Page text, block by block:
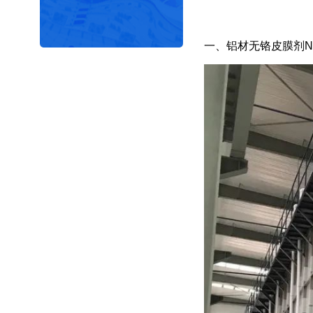
一、铝材无铬皮膜剂